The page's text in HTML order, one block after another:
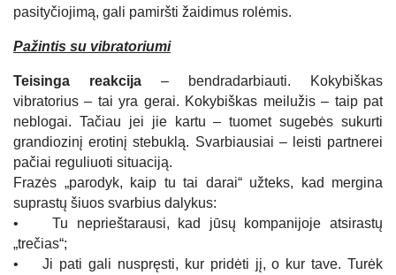
pasityčiojimą, gali pamiršti žaidimus rolėmis.
Pažintis su vibratoriumi
Teisinga reakcija – bendradarbiauti. Kokybiškas
vibratorius – tai yra gerai. Kokybiškas meilužis – taip pat
neblogai. Tačiau jei jie kartu – tuomet sugebės sukurti
grandiozinį erotinį stebuklą. Svarbiausiai – leisti partnerei
pačiai reguliuoti situaciją.
Frazės „parodyk, kaip tu tai darai“ užteks, kad mergina
suprastų šiuos svarbius dalykus:
• Tu neprieštarausi, kad jūsų kompanijoje atsirastų
„trečias“;
• Ji pati gali nuspręsti, kur pridėti jį, o kur tave. Turėk